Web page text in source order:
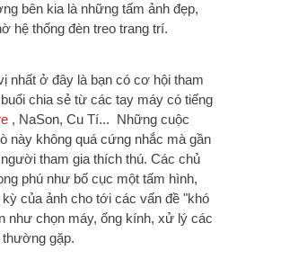
bên kia là những tấm ảnh đẹp,
hệ thống đèn treo trang trí.
nhất ở đây là bạn có cơ hội tham
chia sẻ từ các tay máy có tiếng
, NaSon, Cu Tí... Những cuộc
này không quá cứng nhắc mà gần
tham gia thích thú. Các chủ
phú như bố cục một tấm hình,
kỳ của ảnh cho tới các vấn đề "khó
như chọn máy, ống kính, xử lý các
thường gặp.